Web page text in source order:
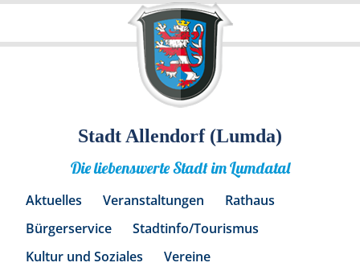
Stadt Allendorf (Lumda)
Die liebenswerte Stadt im Lumdatal
Aktuelles Veranstaltungen
Rathaus
Bürgerservice
Stadtinfo/Tourismus
Kultur und Soziales
Vereine